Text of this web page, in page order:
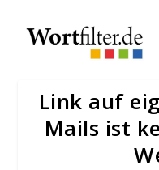
Link auf
Mails ist